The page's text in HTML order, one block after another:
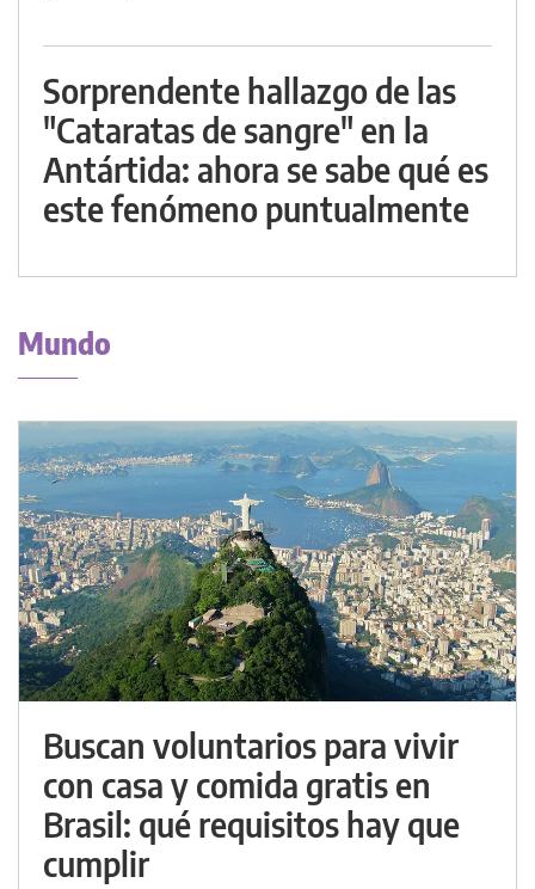
Sorprendente hallazgo de las
"Cataratas de sangre" en la
Antártida: ahora se sabe qué es
este fenómeno puntualmente
Mundo
Buscan voluntarios para vivir
con casa y comida gratis en
Brasil: qué requisitos hay que
cumplir